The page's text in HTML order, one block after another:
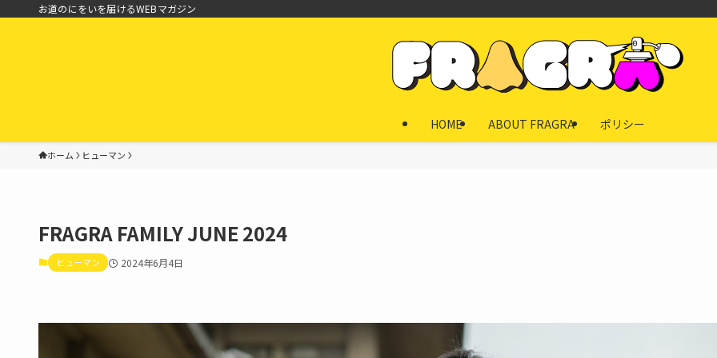
お道のにをいを届けるWEBマガジン
HOME ABOUT FRAGRA ポリシー
ホーム ヒューマン
FRAGRA FAMILY JUNE 2024
ヒューマン 2024年6月4日